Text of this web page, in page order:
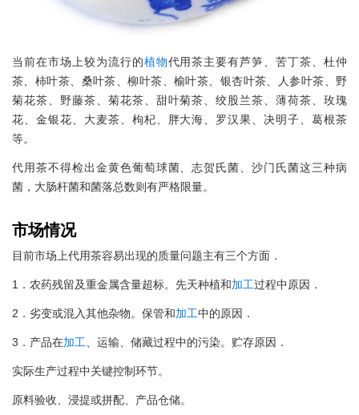
当前在市场上较为流行的植物代用茶主要有芦笋、苦丁茶、杜仲
茶、柿叶茶、桑叶茶、柳叶茶、榆叶茶、银杏叶茶、人参叶茶、野
菊花茶、野藤茶、菊花茶、甜叶菊茶、绞股兰茶、薄荷茶、玫瑰
花、金银花、大麦茶、枸杞、胖大海、罗汉果、决明子、葛根茶
等。
代用茶不得检出金黄色葡萄球菌、志贺氏菌、沙门氏菌这三种病
菌，大肠杆菌和菌落总数则有严格限量。
市场情况
目前市场上代用茶容易出现的质量问题主有三个方面．
1．农药残留及重金属含量超标。先天种植和加工过程中原因．
2．劣变或混入其他杂物。保管和加工中的原因．
3．产品在加工、运输、储藏过程中的污染。贮存原因．
实际生产过程中关键控制环节。
原料验收、浸提或拼配、产品仓储。